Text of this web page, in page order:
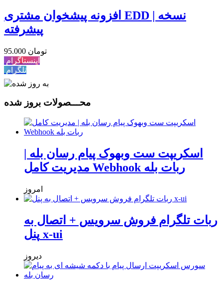
افزونه پیشخوان مشتری EDD | نسخه
پیشرفته
95.000 تومان
اینستاگرام
تلگرام
محـــصولات بروز شده
اسکریپت ست وبهوک پیام رسان بله |
مدیریت کامل Webhook ربات بله
امروز
ربات تلگرام فروش سرویس + اتصال به
پنل x-ui
دیروز